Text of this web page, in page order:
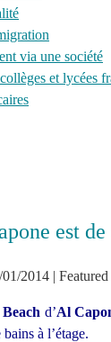
via une société
et lycées
est
01/2014 | Featured
d’Al
à l’étage.